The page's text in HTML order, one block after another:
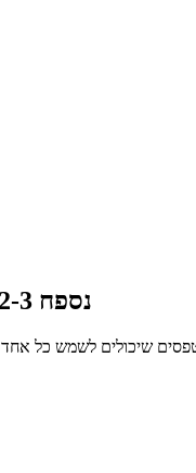
נספח 2-3 מוניות שירות ומיוחדות – קופסה מאירה
בחיפוש אחר טפסים שיכולים